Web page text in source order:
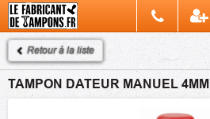
Retour à la liste
TAMPON DATEUR MANUEL 4MM